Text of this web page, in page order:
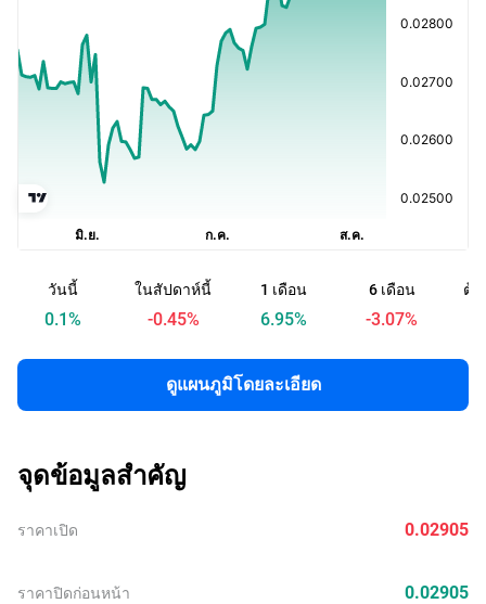
วันนี้
0.1%
ในสัปดาห์นี้
-0.45%
1 เดือน
6.95%
6 เดือน
-3.07%
ต้
ดูแผนภูมิโดยละเอียด
จุดข้อมูลสำคัญ
ราคาเปิด
ราคาปิดก่อนหน้า
0.02905
0.02905